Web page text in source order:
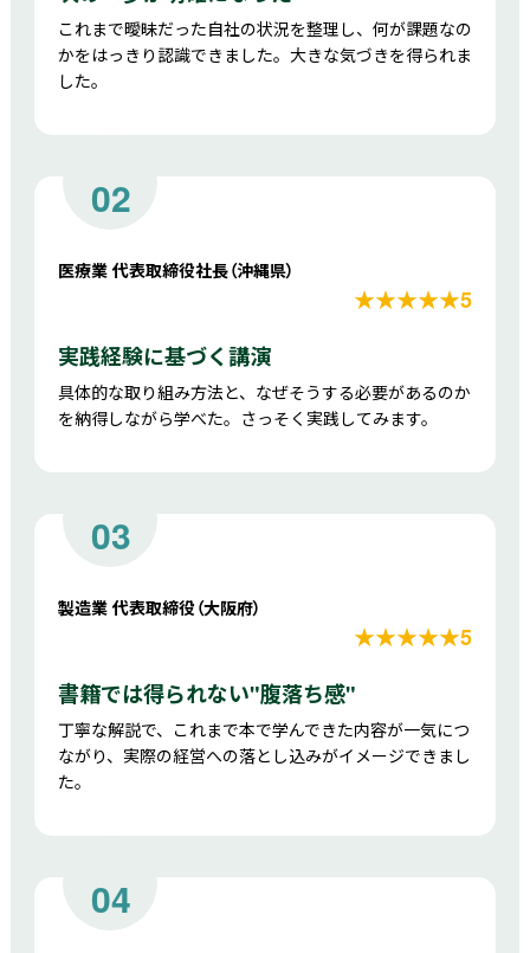
これまで曖昧だった自社の状況を整理し、何が課題なの
かをはっきり認識できました。大きな気づきを得られま
した。
02
医療業 代表取締役社長（沖縄県）
★★★★★5
実践経験に基づく講演
具体的な取り組み方法と、なぜそうする必要があるのか
を納得しながら学べた。さっそく実践してみます。
03
製造業 代表取締役（大阪府）
★★★★★5
書籍では得られない"腹落ち感"
丁寧な解説で、これまで本で学んできた内容が一気につ
ながり、実際の経営への落とし込みがイメージできまし
た。
04